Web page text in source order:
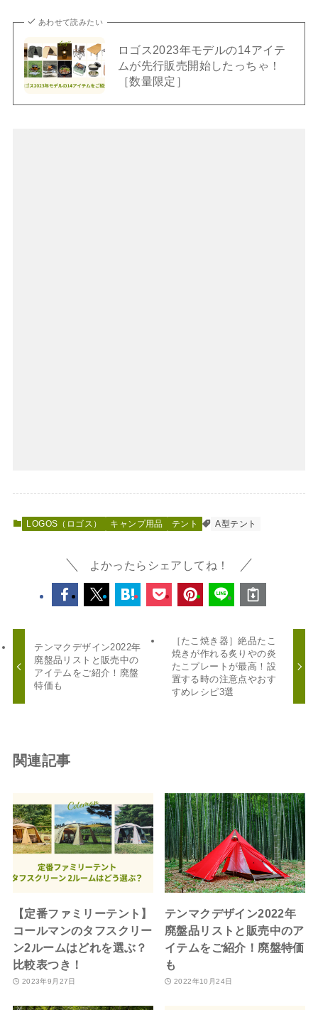
あわせて読みたい
ロゴス2023年モデルの14アイテ
ムが先行販売開始したっちゃ！
［数量限定］
LOGOS（ロゴス） キャンプ用品 テント A型テント
よかったらシェアしてね！
テンマクデザイン2022年
廃盤品リストと販売中の
アイテムをご紹介！廃盤
特価も
［たこ焼き器］絶品たこ
焼きが作れる炙りやの炎
たこプレートが最高！設
置する時の注意点やおす
すめレシピ3選
関連記事
【定番ファミリーテント】
コールマンのタフスクリー
ン2ルームはどれを選ぶ？
比較表つき！
2023年9月27日
テンマクデザイン2022年
廃盤品リストと販売中のア
イテムをご紹介！廃盤特価
も
2022年10月24日